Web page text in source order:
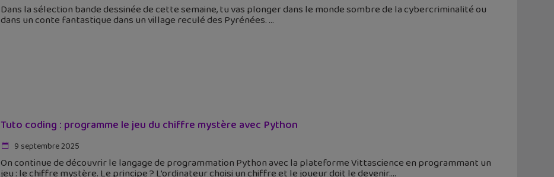
Dans la sélection bande dessinée de cette semaine, tu vas plonger dans le monde sombre de la cybercriminalité ou
dans un conte fantastique dans un village reculé des Pyrénées.
Tuto coding : programme le jeu du chiffre mystère avec Python
9 septembre 2025
On continue de découvrir le langage de programmation Python avec la plateforme Vittascience en programmant un
jeu : le chiffre mystère. Le principe ? L’ordinateur choisi un chiffre et le joueur doit le devenir.